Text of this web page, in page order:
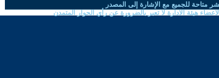
متاحة للجميع مع الإشارة إلى المصدر
هيئة الادارة لا تعبر بالضرورة عن رأي الحوار المتمدن